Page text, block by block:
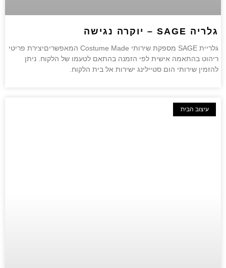
גלריה SAGE – יוקרה נגישה
גלריית SAGE מספקת שירותי Costume Made המאפשריםיצירת פריטי
ריהוט בהתאמה אישית לפי הזמנה בהתאם לטעמו של הלקוח. ניתן
להזמין שירותי הום סטיילינג ישירות אל בית הלקוח.
עיצוב הבית